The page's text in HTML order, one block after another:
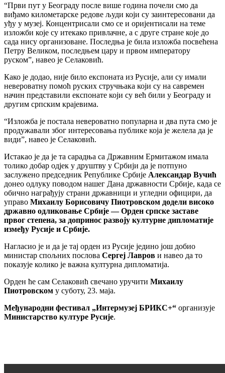
“Први пут у Београду после више година почели смо да
виђамо километарске редове људи који су заинтересовани да
уђу у музеј. Концентрисали смо се и оријентисали на теме
изложби које су итекако привлачне, а с друге стране које до
сада нису организоване. Последња је била изложба посвећена
Петру Великом, последњем цару и првом императору
руском”, навео је Селаковић.
Како је додао, није било експоната из Русије, али су имали
невероватну помоћ руских стручњака који су на савремен
начин представили експонате који су већ били у Београду и
другим српским крајевима.
“Изложба је постала невероватно популарна и два пута смо је
продужавали због интересовања публике која је желела да је
види”, навео је Селаковић.
Истакао је да је та сарадња са Државним Ермитажом имала
толико добар одјек у друштву у Србији да је потпуно
заслужено председник Републике Србије Александар Вучић
донео одлуку поводом нашег Дана државности Србије, када се
обично награђују страни државници и угледни официри, да
управо Михаилу Борисовичу Пиотровском додели високо
државно одликовање Србије — Орден српске заставе
првог степена, за допринос развоју културне дипломатије
између Русије и Србије.
Нагласио је и да је тај орден из Русије једино још добио
министар спољних послова Сергеј Лавров и навео да то
показује колико је важна културна дипломатија.
Орден ће сам Селаковић свечано уручити Михаилу
Пиотровском у суботу, 23. маја.
Међународни фестивал „Интермузеј БРИКС+“ организује
Министарство културе Русије.